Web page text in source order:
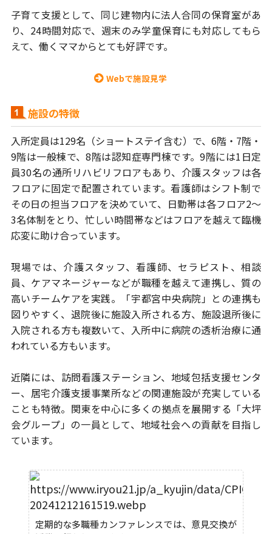
子育て支援として、同じ建物内に法人合同の保育室があ
り、24時間対応で、 週末のみ学童保育にも対応してもら
えて、働くママからとても好評です。
Webで施設見学
施設の特徴
入所定員は129名（ショートステイ含む）で、6階・7階・
9階は一般棟で、8階は認知症専門棟です。9階には1日定
員30名の通所リハビリフロアもあり、 介護スタッフは各
フロアに固定で配置されています。看護師はシフト制で
その日の担当フロアを決めていて、日勤帯は各フロア2～
3名体制をとり、 忙しい時間帯などはフロアを越えて臨機
応変に助け合っています。
現場では、介護スタッフ、看護師、セラピスト、相談
員、ケアマネージャーなどが職種を越えて連携し、質の
高いチームケアを実践。「宇都宮中央病院」との連携も
図りやすく、退院後に施設入所される方、施設退所後に
入院される方も複数いて、入所中に病院の透析治療に通
われている方もいます。
近隣には、訪問看護ステーション、地域包括支援センタ
ー、居宅介護支援事業所などの関連施設が充実している
ことも特徴。関東を中心に多くの拠点を展開する 「大坪
会グループ」の一員として、地域社会への貢献を目指し
ています。
定期的な多職種カンファレンスでは、意見交換が